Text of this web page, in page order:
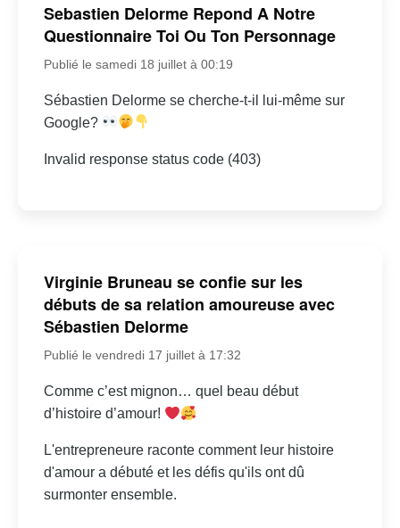
Sebastien Delorme Repond A Notre
Questionnaire Toi Ou Ton Personnage
Publié le samedi 18 juillet à 00:19
Sébastien Delorme se cherche-t-il lui-même sur
Google?
Invalid response status code (403)
Virginie Bruneau se confie sur les
débuts de sa relation amoureuse avec
Sébastien Delorme
Publié le vendredi 17 juillet à 17:32
Comme c’est mignon… quel beau début
d’histoire d’amour!
L'entrepreneure raconte comment leur histoire
d'amour a débuté et les défis qu'ils ont dû
surmonter ensemble.